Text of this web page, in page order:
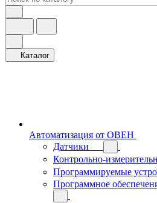
Каталог
Автоматизация от ОВЕН
Датчики
Контрольно-
Программируемые
Программное